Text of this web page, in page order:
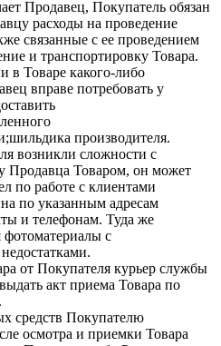
Продавец, Покупатель обязан
расходы на проведение
связанные с ее проведением
и транспортировку Товара.
в Товаре какого-либо
вправе потребовать у
производителя.
возникли сложности с
Продавца Товаром, он может
по работе с клиентами
по указанным адресам
и телефонам. Туда же
фотоматериалы с
от Покупателя курьер службы
акт приема Товара по
средств Покупателю
осмотра и приемки Товара